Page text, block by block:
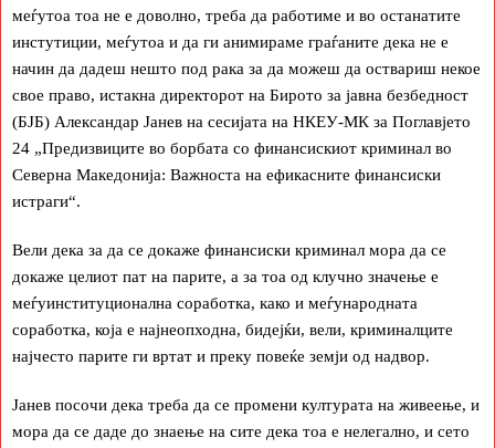
меѓутоа тоа не е доволно, треба да работиме и во останатите
инстутиции, меѓутоа и да ги анимираме граѓаните дека не е
начин да дадеш нешто под рака за да можеш да оствариш некое
свое право, истакна директорот на Бирото за јавна безбедност
(БЈБ) Александар Јанев на сесијата на НКЕУ-МК за Поглавјето
24 „Предизвиците во борбата со финансискиот криминал во
Северна Македонија: Важноста на ефикасните финансиски
истраги“.
Вели дека за да се докаже финансиски криминал мора да се
докаже целиот пат на парите, а за тоа од клучно значење е
меѓуинституционална соработка, како и меѓународната
соработка, која е најнеопходна, бидејќи, вели, криминалците
најчесто парите ги вртат и преку повеќе земји од надвор.
Јанев посочи дека треба да се промени културата на живеење, и
мора да се даде до знаење на сите дека тоа е нелегално, и сето